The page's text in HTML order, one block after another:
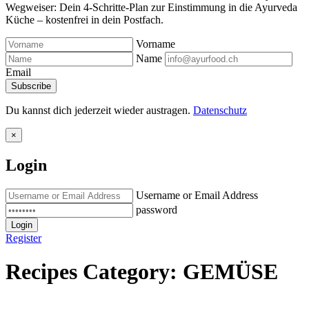
Wegweiser: Dein 4-Schritte-Plan zur Einstimmung in die Ayurveda
Küche – kostenfrei in dein Postfach.
Vorname
Name
Email
Du kannst dich jederzeit wieder austragen. Datenschutz
×
Login
Username or Email Address
password
Login
Register
Recipes Category: GEMÜSE